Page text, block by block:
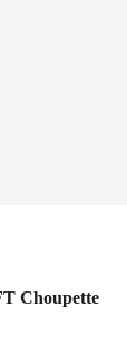
Choupette